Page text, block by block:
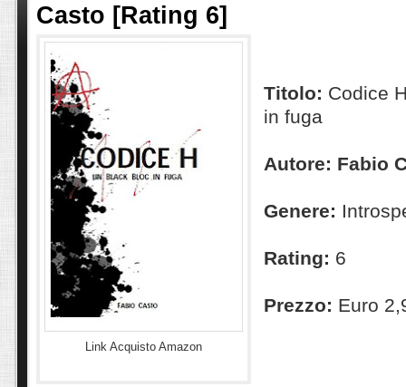
Casto [Rating 6]
Link Acquisto Amazon
Titolo: Codice
in fuga
Autore: Fabio
Genere:
Rating: 6
Prezzo: Euro